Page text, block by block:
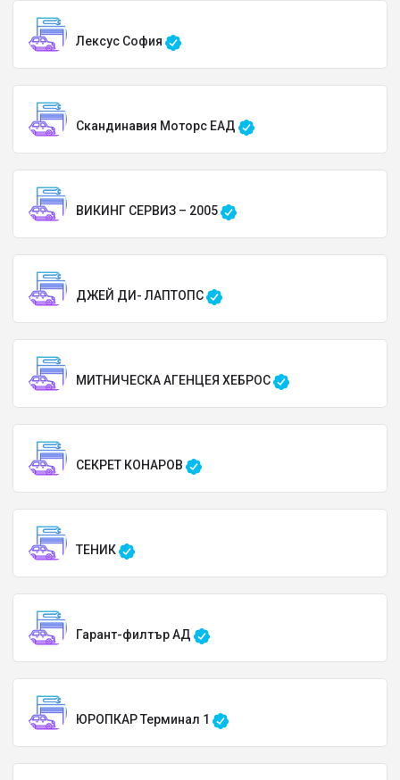
Лексус София
Скандинавия Моторс ЕАД
ВИКИНГ СЕРВИЗ – 2005
ДЖЕЙ ДИ- ЛАПТОПС
МИТНИЧЕСКА АГЕНЦЕЯ ХЕБРОС
СЕКРЕТ КОНАРОВ
ТЕНИК
Гарант-филтър АД
ЮРОПКАР Терминал 1